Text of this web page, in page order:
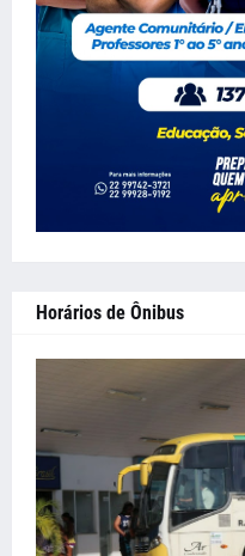
Horários de Ônibus